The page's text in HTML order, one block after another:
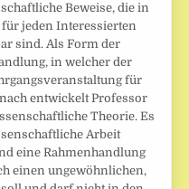
Beweise, die in
für jeden Interessierten
sind. Als Form der
in welcher der
für
entwickelt Professor
Theorie. Es
Arbeit
eine Rahmenhandlung
einen ungewöhnlichen,